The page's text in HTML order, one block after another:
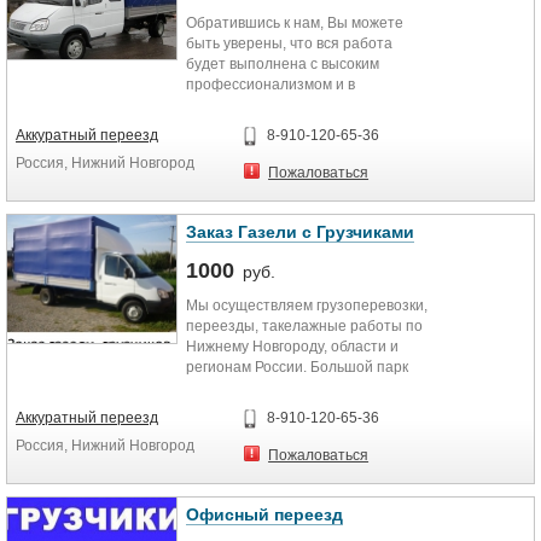
Стоимость транспортировки
зависит от веса и габаритов груза,
дальности перемещения и
необходимости оформлять
стоимости производится
индивидуально для каждого
случая.
Обратившись к нам, Вы можете
быть уверены, что вся работа
будет выполнена с высоким
профессионализмом и в
организации и проведения работ
мы предлагаем услуги
высококвалифицированных
квалифицированную помощь в том
— квартирный переезд
— перевозка мебели
— складские работы
— вывоз мусора
— такелажные работы
— а также подъём и
транспортировка любых грузов.
Аккуратный переезд
Россия, Нижний Новгород
8-910-120-65-36
Пожаловаться
Заказ Газели с Грузчиками
1000 руб.
Мы осуществляем грузоперевозки,
переезды, такелажные работы по
Нижнему Новгороду, области и
регионам России. Большой парк
профессиональных и аккуратных
грузчиков, позволяет нам
выполнить любой Ваш заказ и
(дачный, квартирный, офисный).
Аккуратный переезд
Россия, Нижний Новгород
8-910-120-65-36
Пожаловаться
Офисный переезд